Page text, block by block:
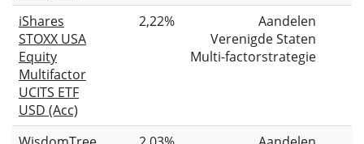
iShares
STOXX USA
Equity
Multifactor
UCITS ETF
USD (Acc)
2,22%
Aandelen
Verenigde Staten
Multi-factorstrategie